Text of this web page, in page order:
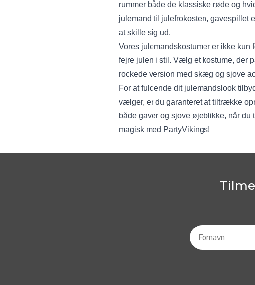
rummer både de klassiske røde og
julemand til julefrokosten, gavespillet
at skille sig ud.
Vores julemandskostumer er ikke
fejre julen i stil. Vælg et kostume, der
rockede version med skæg og sjove
For at fuldende dit julemandslook
vælger, er du garanteret at tiltrække
både gaver og sjove øjeblikke, når
magisk med PartyVikings!